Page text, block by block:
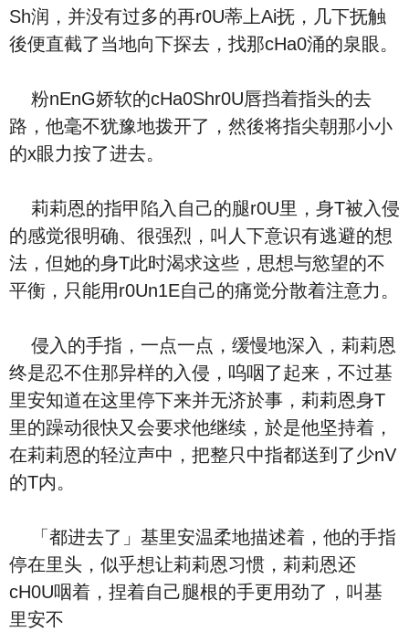
Sh润，并没有过多的再r0U蒂上Ai抚，几下抚触
後便直截了当地向下探去，找那cHa0涌的泉眼。
粉nEnG娇软的cHa0Shr0U唇挡着指头的去
路，他毫不犹豫地拨开了，然後将指尖朝那小小
的x眼力按了进去。
莉莉恩的指甲陷入自己的腿r0U里，身T被入侵
的感觉很明确、很强烈，叫人下意识有逃避的想
法，但她的身T此时渴求这些，思想与慾望的不
平衡，只能用r0Un1E自己的痛觉分散着注意力。
侵入的手指，一点一点，缓慢地深入，莉莉恩
终是忍不住那异样的入侵，呜咽了起来，不过基
里安知道在这里停下来并无济於事，莉莉恩身T
里的躁动很快又会要求他继续，於是他坚持着，
在莉莉恩的轻泣声中，把整只中指都送到了少nV
的T内。
「都进去了」基里安温柔地描述着，他的手指
停在里头，似乎想让莉莉恩习惯，莉莉恩还
cH0U咽着，捏着自己腿根的手更用劲了，叫基
里安不